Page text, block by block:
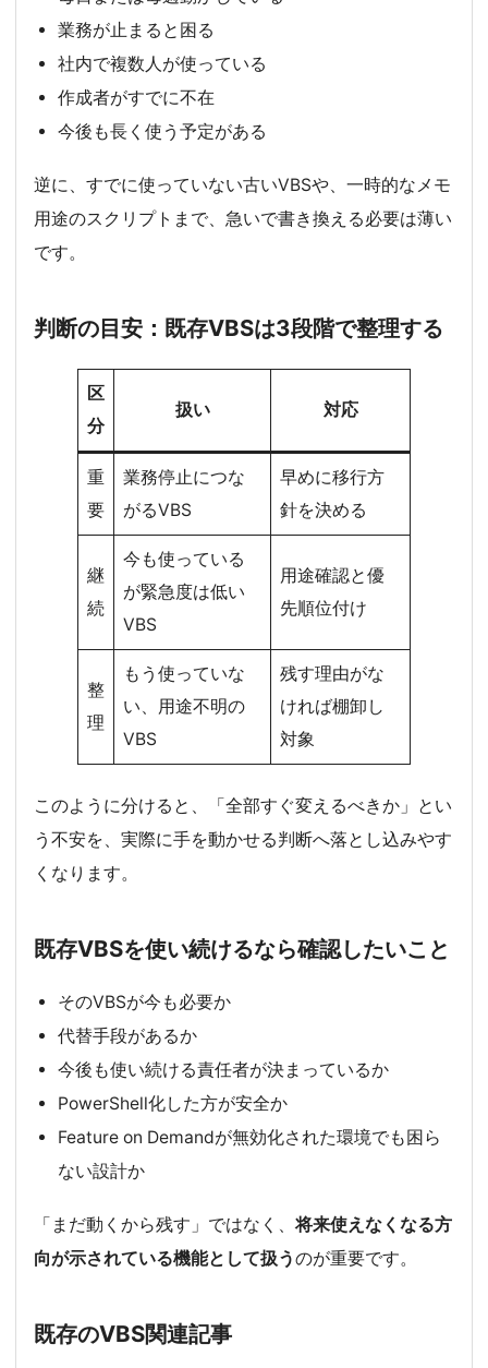
業務が止まると困る
社内で複数人が使っている
作成者がすでに不在
今後も長く使う予定がある
逆に、すでに使っていない古いVBSや、一時的なメモ
用途のスクリプトまで、急いで書き換える必要は薄い
です。
判断の目安：既存VBSは3段階で整理する
区
分
扱い 対応
重
要
業務停止につな
がるVBS
早めに移行方
針を決める
継
続
今も使っている
が緊急度は低い
VBS
用途確認と優
先順位付け
整
理
もう使っていな
い、用途不明の
VBS
残す理由がな
ければ棚卸し
対象
このように分けると、「全部すぐ変えるべきか」とい
う不安を、実際に手を動かせる判断へ落とし込みやす
くなります。
既存VBSを使い続けるなら確認したいこと
そのVBSが今も必要か
代替手段があるか
今後も使い続ける責任者が決まっているか
PowerShell化した方が安全か
Feature on Demandが無効化された環境でも困ら
ない設計か
「まだ動くから残す」ではなく、将来使えなくなる方
向が示されている機能として扱うのが重要です。
既存のVBS関連記事